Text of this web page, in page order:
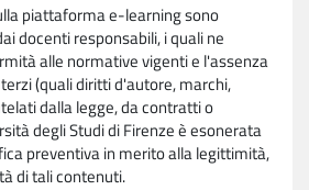
piattaforma e-learning sono
docenti responsabili, i quali ne
alle normative vigenti e l'assenza
(quali diritti d'autore, marchi,
dalla legge, da contratti o
degli Studi di Firenze è esonerata
preventiva in merito alla legittimità,
di tali contenuti.